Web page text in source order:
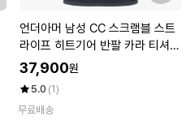
언더아머 남성 CC 스크램블 스트
라이프 히트기어 반팔 카라 티셔츠
골프웨어 1323455-013
37,900원
5.0 (1)
무료배송